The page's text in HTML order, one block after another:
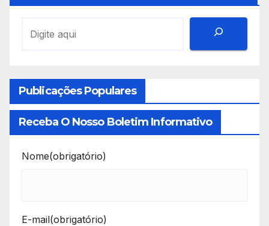
Publicações Populares
Receba O Nosso Boletim Informativo
Nome(obrigatório)
E-mail(obrigatório)